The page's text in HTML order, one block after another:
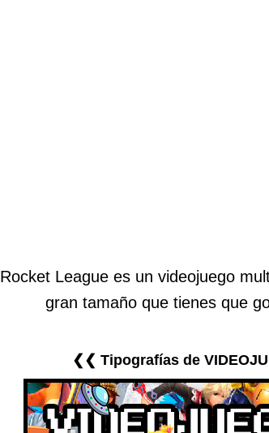
Rocket League es un videojuego
gran tamaño que tienes que
❮❮ Tipografías de